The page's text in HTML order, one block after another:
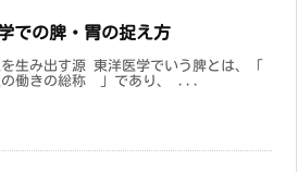
での脾・胃の捉え方
生み出す源 東洋医学でいう脾とは、「
の働きの総称 」であり、 ...